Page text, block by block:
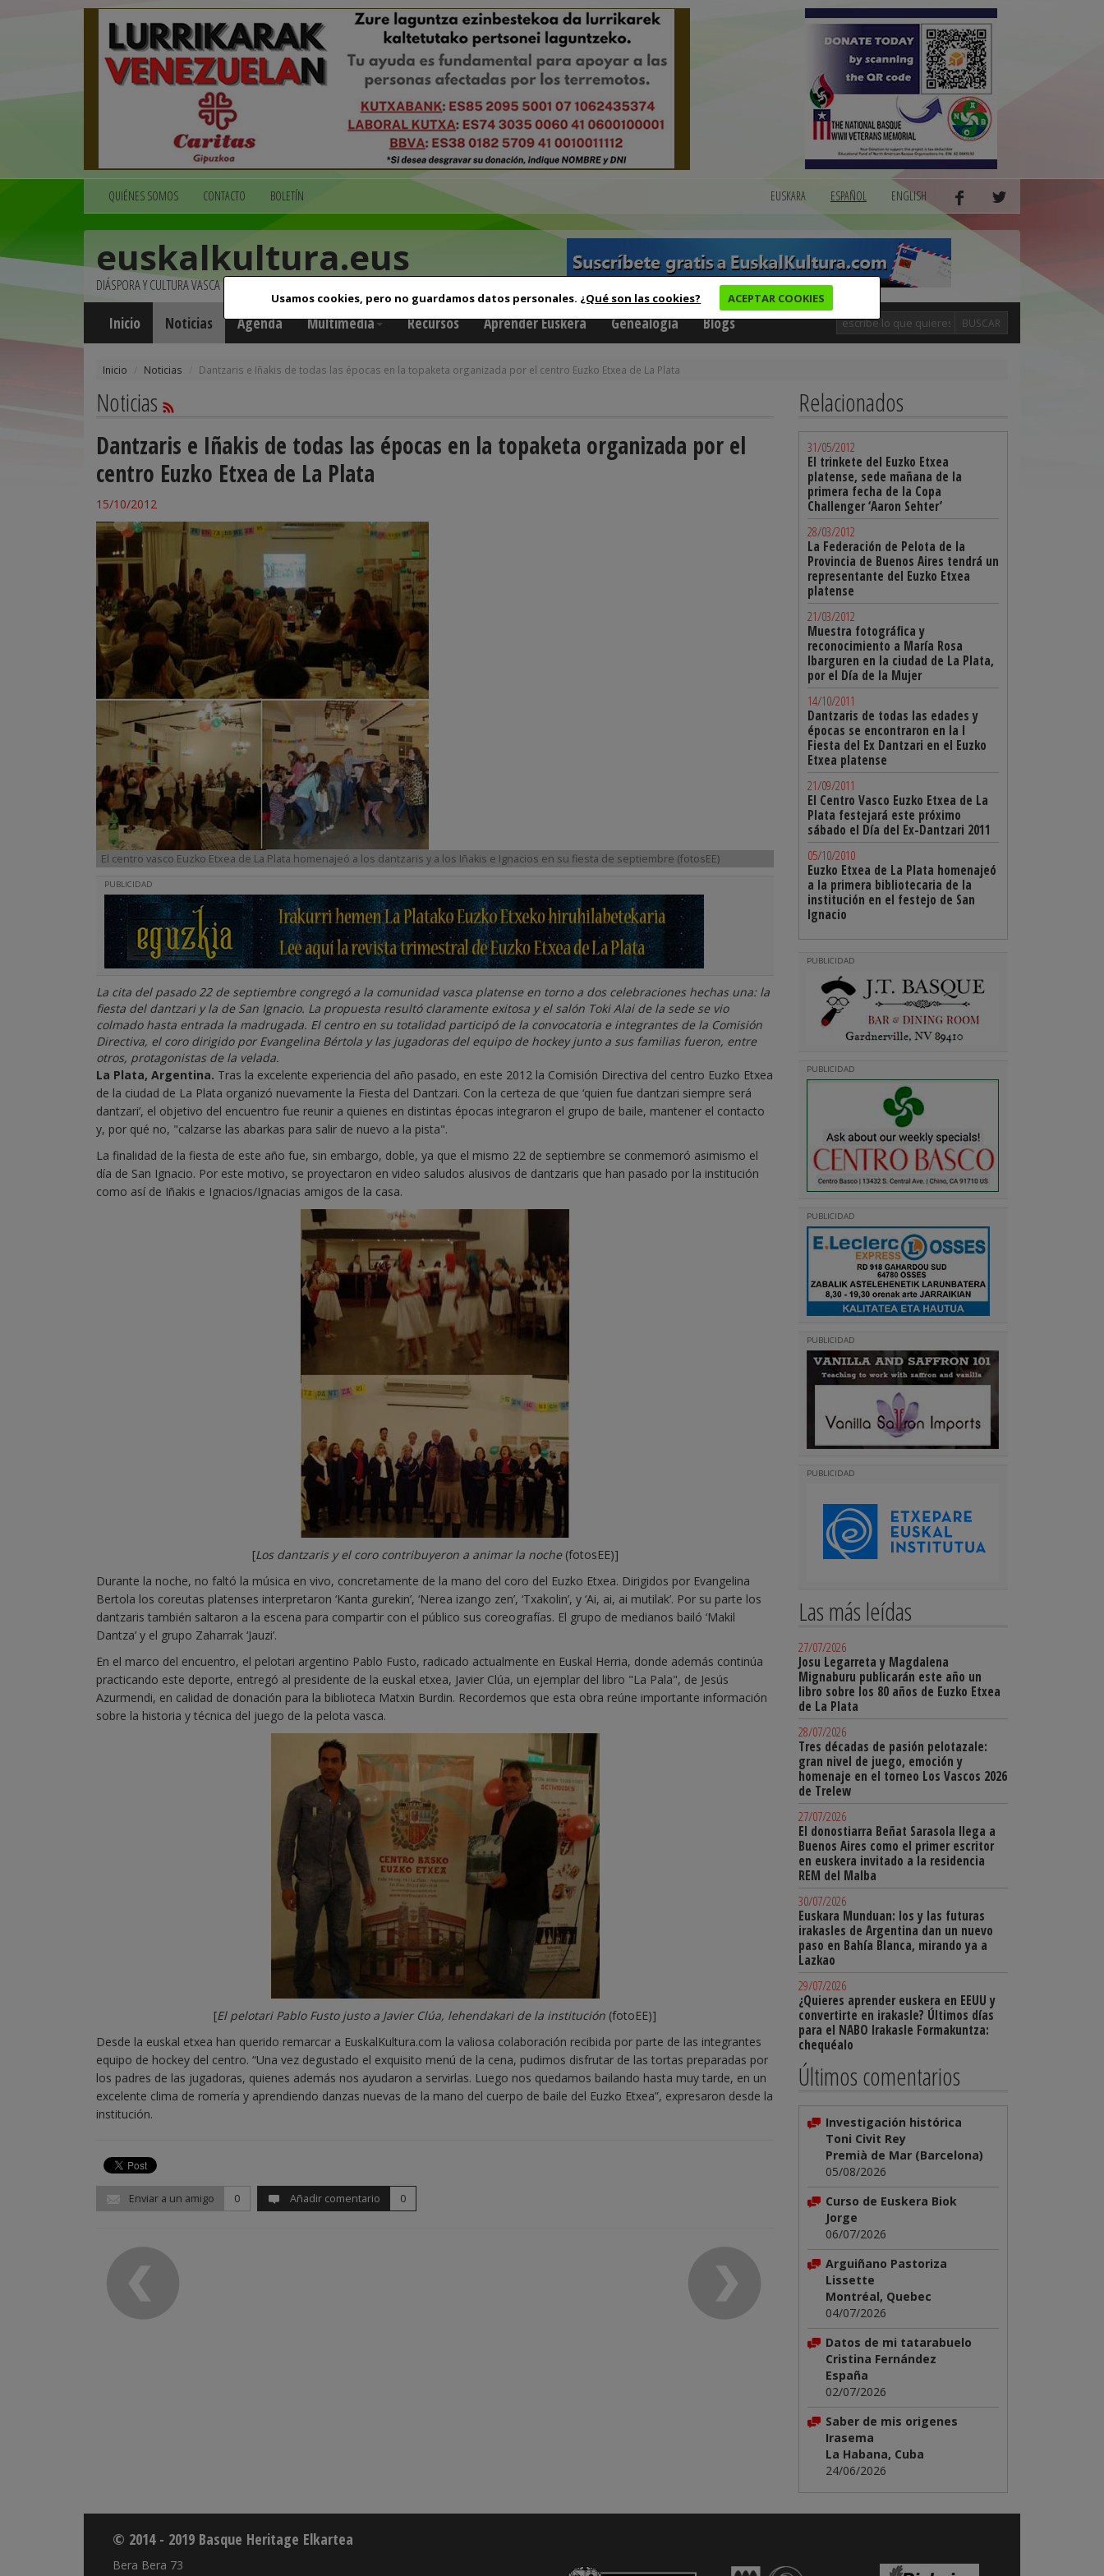
Usamos cookies, pero no guardamos datos personales. ¿Qué son las cookies? ACEPTAR COOKIES
QUIÉNES SOMOS CONTACTO BOLETÍN EUSKARA ESPAÑOL ENGLISH
euskalkultura.eus
DIÁSPORA Y CULTURA VASCA
Inicio Noticias Agenda Multimedia Recursos Aprender Euskera Genealogía Blogs BUSCAR
Inicio Noticias Dantzaris e Iñakis de todas las épocas en la topaketa organizada por el centro Euzko Etxea de La Plata
Noticias
Dantzaris e Iñakis de todas las épocas en la topaketa organizada por el
centro Euzko Etxea de La Plata
15/10/2012
El centro vasco Euzko Etxea de La Plata homenajeó a los dantzaris y a los Iñakis e Ignacios en su fiesta de septiembre (fotosEE)
PUBLICIDAD
La cita del pasado 22 de septiembre congregó a la comunidad vasca platense en torno a dos celebraciones hechas una: la
fiesta del dantzari y la de San Ignacio. La propuesta resultó claramente exitosa y el salón Toki Alai de la sede se vio
colmado hasta entrada la madrugada. El centro en su totalidad participó de la convocatoria e integrantes de la Comisión
Directiva, el coro dirigido por Evangelina Bértola y las jugadoras del equipo de hockey junto a sus familias fueron, entre
otros, protagonistas de la velada.
La Plata, Argentina. Tras la excelente experiencia del año pasado, en este 2012 la Comisión Directiva del centro Euzko Etxea
de la ciudad de La Plata organizó nuevamente la Fiesta del Dantzari. Con la certeza de que ‘quien fue dantzari siempre será
dantzari’, el objetivo del encuentro fue reunir a quienes en distintas épocas integraron el grupo de baile, mantener el contacto
y, por qué no, "calzarse las abarkas para salir de nuevo a la pista".
La finalidad de la fiesta de este año fue, sin embargo, doble, ya que el mismo 22 de septiembre se conmemoró asimismo el
día de San Ignacio. Por este motivo, se proyectaron en video saludos alusivos de dantzaris que han pasado por la institución
como así de Iñakis e Ignacios/Ignacias amigos de la casa.
[Los dantzaris y el coro contribuyeron a animar la noche (fotosEE)]
Durante la noche, no faltó la música en vivo, concretamente de la mano del coro del Euzko Etxea. Dirigidos por Evangelina
Bertola los coreutas platenses interpretaron ‘Kanta gurekin’, ‘Nerea izango zen’, ‘Txakolin’, y ‘Ai, ai, ai mutilak’. Por su parte los
dantzaris también saltaron a la escena para compartir con el público sus coreografías. El grupo de medianos bailó ‘Makil
Dantza’ y el grupo Zaharrak ‘Jauzi’.
En el marco del encuentro, el pelotari argentino Pablo Fusto, radicado actualmente en Euskal Herria, donde además continúa
practicando este deporte, entregó al presidente de la euskal etxea, Javier Clúa, un ejemplar del libro "La Pala", de Jesús
Azurmendi, en calidad de donación para la biblioteca Matxin Burdin. Recordemos que esta obra reúne importante información
sobre la historia y técnica del juego de la pelota vasca.
[El pelotari Pablo Fusto justo a Javier Clúa, lehendakari de la institución (fotoEE)]
Desde la euskal etxea han querido remarcar a EuskalKultura.com la valiosa colaboración recibida por parte de las integrantes
equipo de hockey del centro. “Una vez degustado el exquisito menú de la cena, pudimos disfrutar de las tortas preparadas por
los padres de las jugadoras, quienes además nos ayudaron a servirlas. Luego nos quedamos bailando hasta muy tarde, en un
excelente clima de romería y aprendiendo danzas nuevas de la mano del cuerpo de baile del Euzko Etxea”, expresaron desde la
institución.
Enviar a un amigo 0 Añadir comentario 0
Relacionados
31/05/2012
El trinkete del Euzko Etxea
platense, sede mañana de la
primera fecha de la Copa
Challenger ‘Aaron Sehter’
28/03/2012
La Federación de Pelota de la
Provincia de Buenos Aires tendrá un
representante del Euzko Etxea
platense
21/03/2012
Muestra fotográfica y
reconocimiento a María Rosa
Ibarguren en la ciudad de La Plata,
por el Día de la Mujer
14/10/2011
Dantzaris de todas las edades y
épocas se encontraron en la I
Fiesta del Ex Dantzari en el Euzko
Etxea platense
21/09/2011
El Centro Vasco Euzko Etxea de La
Plata festejará este próximo
sábado el Día del Ex-Dantzari 2011
05/10/2010
Euzko Etxea de La Plata homenajeó
a la primera bibliotecaria de la
institución en el festejo de San
Ignacio
PUBLICIDAD
PUBLICIDAD
PUBLICIDAD
PUBLICIDAD
PUBLICIDAD
Las más leídas
27/07/2026
Josu Legarreta y Magdalena
Mignaburu publicarán este año un
libro sobre los 80 años de Euzko Etxea
de La Plata
28/07/2026
Tres décadas de pasión pelotazale:
gran nivel de juego, emoción y
homenaje en el torneo Los Vascos 2026
de Trelew
27/07/2026
El donostiarra Beñat Sarasola llega a
Buenos Aires como el primer escritor
en euskera invitado a la residencia
REM del Malba
30/07/2026
Euskara Munduan: los y las futuras
irakasles de Argentina dan un nuevo
paso en Bahía Blanca, mirando ya a
Lazkao
29/07/2026
¿Quieres aprender euskera en EEUU y
convertirte en irakasle? Últimos días
para el NABO Irakasle Formakuntza:
chequéalo
Últimos comentarios
Investigación histórica
Toni Civit Rey
Premià de Mar (Barcelona)
05/08/2026
Curso de Euskera Biok
Jorge
06/07/2026
Arguiñano Pastoriza
Lissette
Montréal, Quebec
04/07/2026
Datos de mi tatarabuelo
Cristina Fernández
España
02/07/2026
Saber de mis origenes
Irasema
La Habana, Cuba
24/06/2026
© 2014 - 2019 Basque Heritage Elkartea
Bera Bera 73